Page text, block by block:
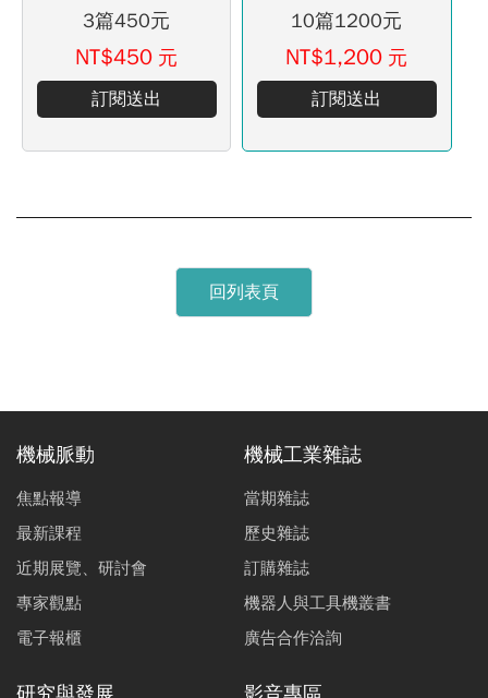
3篇450元
NT$450 元
訂閱送出
10篇1200元
NT$1,200 元
訂閱送出
回列表頁
機械脈動
焦點報導
最新課程
近期展覽、研討會
專家觀點
電子報櫃
機械工業雜誌
當期雜誌
歷史雜誌
訂購雜誌
機器人與工具機叢書
廣告合作洽詢
研究與發展 影音專區